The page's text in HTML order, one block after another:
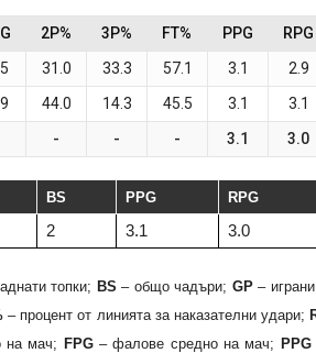
2P% 3P% FT% PPG RPG
31.0 33.3 57.1 3.1 2.9
44.0 14.3 45.5 3.1 3.1
- - - 3.1 3.0
BS PPG RPG
2 3.1 3.0
топки; BS – общо чадъри; GP–
– процент от линията за наказателни удари;
на мач; FPG– фалове средно на мач; PPG